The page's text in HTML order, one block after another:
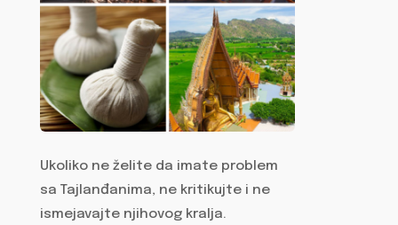
Ukoliko ne želite da imate problem
sa Tajlanđanima, ne kritikujte i ne
ismejavajte njihovog kralja.